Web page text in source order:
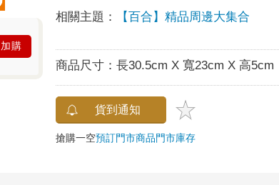
加購
相關主題：
【百合】精品周邊大集合
商品尺寸：長30.5cm X 寬23cm X 高5cm
貨到通知
搶購一空預訂門市商品門市庫存